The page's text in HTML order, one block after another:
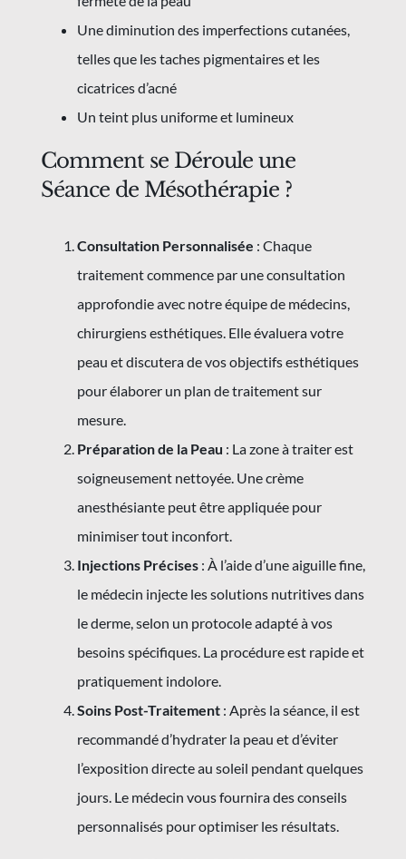
Une diminution des imperfections cutanées,
telles que les taches pigmentaires et les
cicatrices d’acné
Un teint plus uniforme et lumineux
Comment se Déroule une
Séance de Mésothérapie ?
Consultation Personnalisée : Chaque
traitement commence par une consultation
approfondie avec notre équipe de médecins,
chirurgiens esthétiques. Elle évaluera votre
peau et discutera de vos objectifs esthétiques
pour élaborer un plan de traitement sur
mesure.
Préparation de la Peau : La zone à traiter est
soigneusement nettoyée. Une crème
anesthésiante peut être appliquée pour
minimiser tout inconfort.
Injections Précises: À l’aide d’une aiguille fine,
le médecin injecte les solutions nutritives dans
le derme, selon un protocole adapté à vos
besoins spécifiques. La procédure est rapide et
pratiquement indolore.
Soins Post-Traitement: Après la séance, il est
recommandé d’hydrater la peau et d’éviter
l’exposition directe au soleil pendant quelques
jours. Le médecin vous fournira des conseils
personnalisés pour optimiser les résultats.